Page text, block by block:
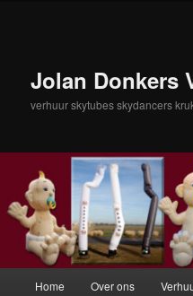
inhoudJolan Donkers
verhuur skytubes skydancers
Home Over ons